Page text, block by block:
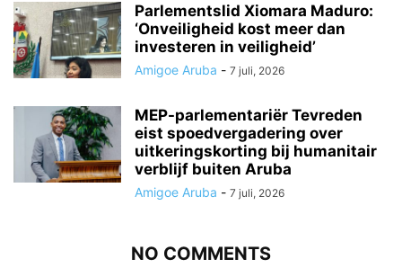
Parlementslid Xiomara Maduro:
‘Onveiligheid kost meer dan
investeren in veiligheid’
Amigoe Aruba - 7 juli, 2026
MEP-parlementariër Tevreden
eist spoedvergadering over
uitkeringskorting bij humanitair
verblijf buiten Aruba
Amigoe Aruba - 7 juli, 2026
NO COMMENTS